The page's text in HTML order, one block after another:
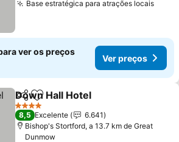
Base estratégica para atrações locaisVer
ver os preços
Ver preços
PartilharAdicionar aos favoritos
Down Hall Hotel
4 Estrelas
8,5 Excelente
6.641
Bishop's Stortford, a 13.7 km de Great
Dunmow